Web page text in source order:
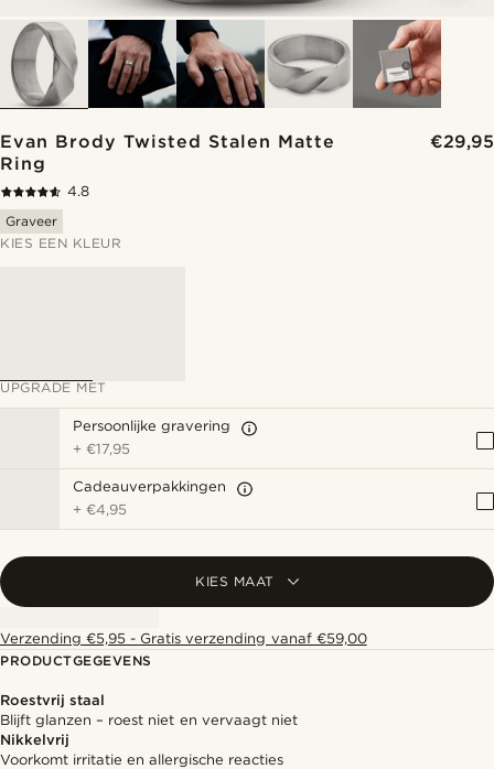
Evan Brody Twisted Stalen Matte
Ring
€29,95
4.8
Graveer
KIES EEN KLEUR
UPGRADE MET
Persoonlijke gravering
+€17,95
Cadeauverpakkingen
+€4,95
KIES MAAT
Verzending €5,95 - Gratis verzending vanaf €59,00
PRODUCTGEGEVENS
Roestvrij staal
Blijft glanzen – roest niet en vervaagt niet
Nikkelvrij
Voorkomt irritatie en allergische reacties